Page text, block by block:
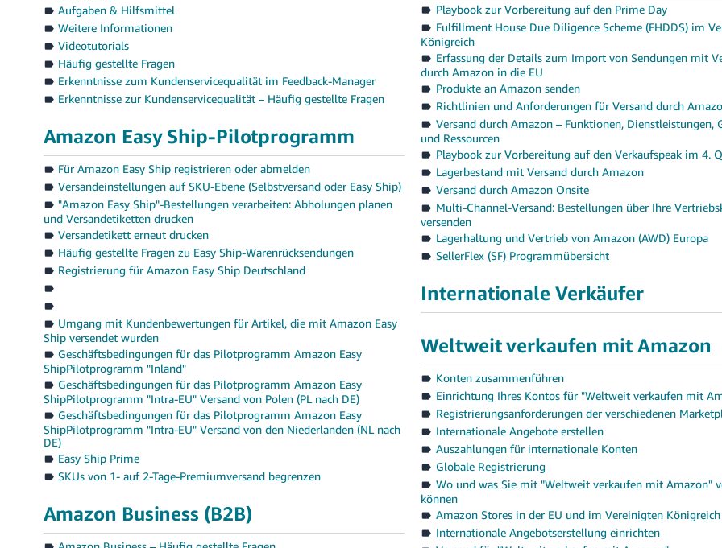
Aufgaben & Hilfsmittel
Weitere Informationen
Videotutorials
Häufig gestellte Fragen
Erkenntnisse zum Kundenservicequalität im Feedback-Manager
Erkenntnisse zur Kundenservicequalität – Häufig gestellte Fragen
Amazon Easy Ship-Pilotprogramm
Für Amazon Easy Ship registrieren oder abmelden
Versandeinstellungen auf SKU-Ebene (Selbstversand oder Easy Ship)
"Amazon Easy Ship"-Bestellungen verarbeiten: Abholungen planen
und Versandetiketten drucken
Versandetikett erneut drucken
Häufig gestellte Fragen zu Easy Ship-Warenrücksendungen
Registrierung für Amazon Easy Ship Deutschland
Umgang mit Kundenbewertungen für Artikel, die mit Amazon Easy
Ship versendet wurden
Geschäftsbedingungen für das Pilotprogramm Amazon Easy
ShipPilotprogramm "Inland"
Geschäftsbedingungen für das Pilotprogramm Amazon Easy
ShipPilotprogramm "Intra-EU" Versand von Polen (PL nach DE)
Geschäftsbedingungen für das Pilotprogramm Amazon Easy
ShipPilotprogramm "Intra-EU" Versand von den Niederlanden (NL nach
DE)
Easy Ship Prime
SKUs von 1- auf 2-Tage-Premiumversand begrenzen
Amazon Business (B2B)
Playbook zur Vorbereitung auf den Prime Day
Fulfillment House Due Diligence Scheme (FHDDS) im
Königreich
Erfassung der Details zum Import von Sendungen mit
durch Amazon in die EU
Produkte an Amazon senden
Richtlinien und Anforderungen für Versand durch
Versand durch Amazon – Funktionen, Dienstleistungen,
und Ressourcen
Playbook zur Vorbereitung auf den Verkaufspeak im 4.
Lagerbestand mit Versand durch Amazon
Versand durch Amazon Onsite
Multi-Channel-Versand: Bestellungen über Ihre
versenden
Lagerhaltung und Vertrieb von Amazon (AWD) Europa
SellerFlex (SF) Programmübersicht
Internationale Verkäufer
Weltweit verkaufen mit Amazon
Konten zusammenführen
Einrichtung Ihres Kontos für "Weltweit verkaufen mit
Registrierungsanforderungen der verschiedenen
Internationale Angebote erstellen
Auszahlungen für internationale Konten
Globale Registrierung
Wo und was Sie mit "Weltweit verkaufen mit Amazon"
können
Amazon Stores in der EU und im Vereinigten Königreich
Internationale Angebotserstellung einrichten